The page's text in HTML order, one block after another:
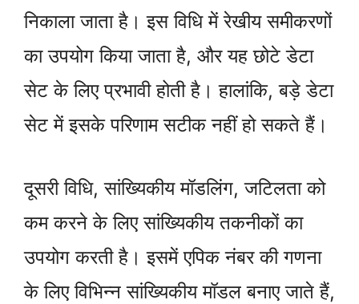
निकाला जाता है। इस विधि में रेखीय समीकरणों
का उपयोग किया जाता है, और यह छोटे डेटा
सेट के लिए प्रभावी होती है। हालांकि, बड़े डेटा
सेट में इसके परिणाम सटीक नहीं हो सकते हैं।
दूसरी विधि, सांख्यिकीय मॉडलिंग, जटिलता को
कम करने के लिए सांख्यिकीय तकनीकों का
उपयोग करती है। इसमें एपिक नंबर की गणना
के लिए विभिन्न सांख्यिकीय मॉडल बनाए जाते हैं,